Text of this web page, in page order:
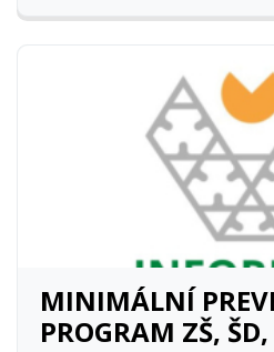
MINIMÁLNÍ
PROGRAM ZŠ,